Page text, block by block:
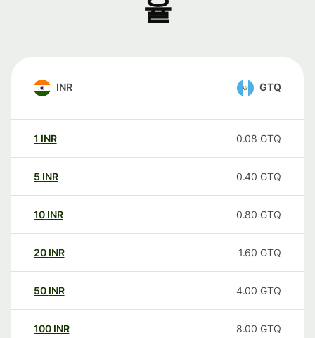
율
INR GTQ
1 INR 0.08 GTQ
5 INR 0.40 GTQ
10 INR 0.80 GTQ
20 INR 1.60 GTQ
50 INR 4.00 GTQ
100 INR 8.00 GTQ